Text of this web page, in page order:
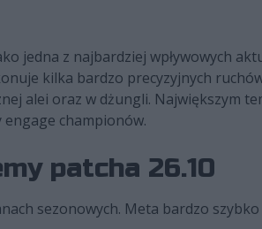
jedna z najbardziej wpływowych
kilka bardzo precyzyjnych
alei oraz w dżungli. Największym
championów.
patcha 26.10
sezonowych. Meta bardzo szybko